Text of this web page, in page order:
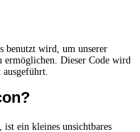
benutzt wird, um unserer
Dieser Code wird
ausgeführt.
ein kleines unsichtbares